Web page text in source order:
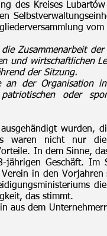
des Kreises
vom
Zusammenarbeit
und wirtschaftlichen
der Sitzung.
an der Organisation
oder
wurden,
waren nicht nur
In dem Sinne,
Geschäft. Im
in den
das stimmt.
aus dem